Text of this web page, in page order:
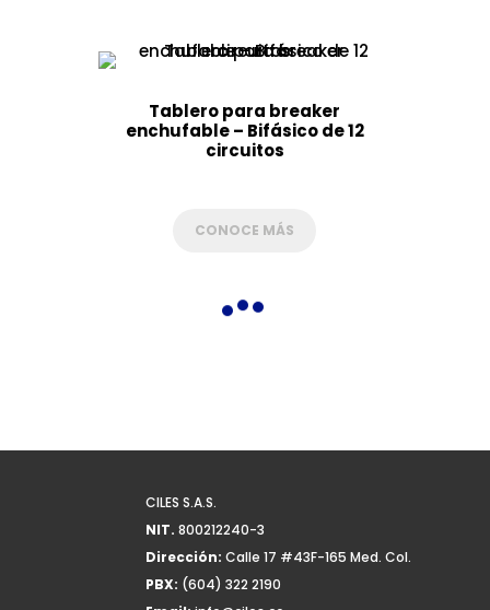
Tablero para breaker
enchufable – Bifásico de 12
circuitos
CONOCE MÁS
CILES S.A.S.
NIT. 800212240-3
Dirección: Calle 17 #43F-165 Med. Col.
PBX: (604) 322 2190